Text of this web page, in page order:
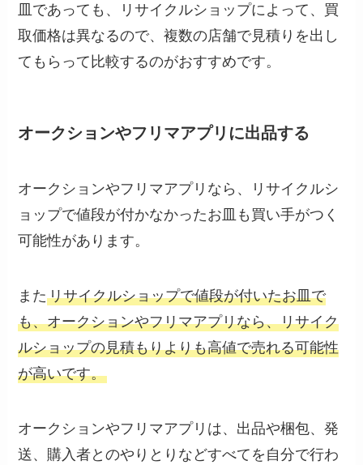
皿であっても、リサイクルショップによって、買
取価格は異なるので、複数の店舗で見積りを出し
てもらって比較するのがおすすめです。
オークションやフリマアプリに出品する
オークションやフリマアプリなら、リサイクルシ
ョップで値段が付かなかったお皿も買い手がつく
可能性があります。
またリサイクルショップで値段が付いたお皿で
も、オークションやフリマアプリなら、リサイク
ルショップの見積もりよりも高値で売れる可能性
が高いです。
オークションやフリマアプリは、出品や梱包、発
送、購入者とのやりとりなどすべてを自分で行わ